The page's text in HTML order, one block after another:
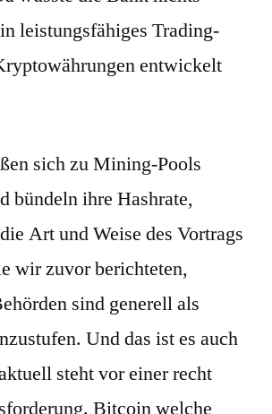
leistungsfähiges Trading-
entwickelt
sich zu Mining-Pools
bündeln ihre Hashrate,
Art und Weise des Vortrags
wir zuvor berichteten,
sind generell als
Und das ist es auch
steht vor einer recht
Bitcoin welche